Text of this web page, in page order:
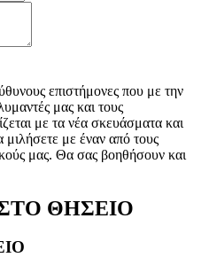
επιστήμονες που με την
μας και τους
με τα νέα σκευάσματα και
μιλήσετε με έναν από τους
μας. Θα σας βοηθήσουν και
ΘΗΣΕΙΟ